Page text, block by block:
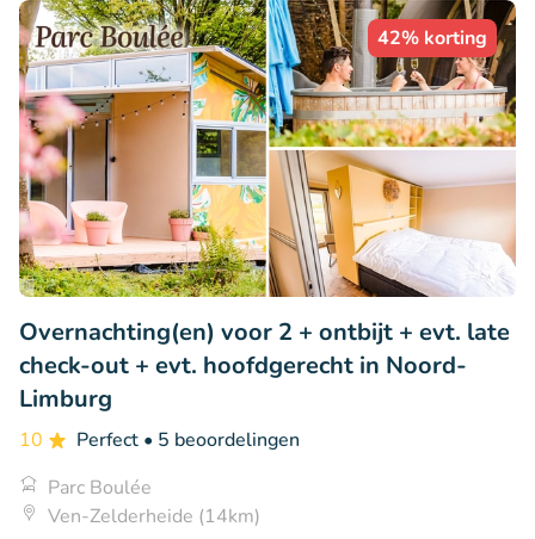
42% korting
Overnachting(en) voor 2 + ontbijt + evt. late
check-out + evt. hoofdgerecht in Noord-
Limburg
10 Perfect • 5 beoordelingen
Parc Boulée
Ven-Zelderheide (14km)